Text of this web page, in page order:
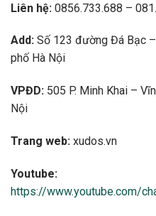
Liên hệ: 0856.733.688 –
Add: Số 123 đường Đá Bạc
phố Hà Nội
VPĐD: 505 P. Minh Khai –
Nội
Trang web: xudos.vn
Youtube:
https://www.youtube.com/